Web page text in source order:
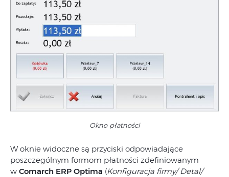
Okno płatności
W oknie widoczne są przyciski odpowiadające
poszczególnym formom płatności zdefiniowanym
w Comarch ERP Optima (Konfiguracja firmy/ Detal/